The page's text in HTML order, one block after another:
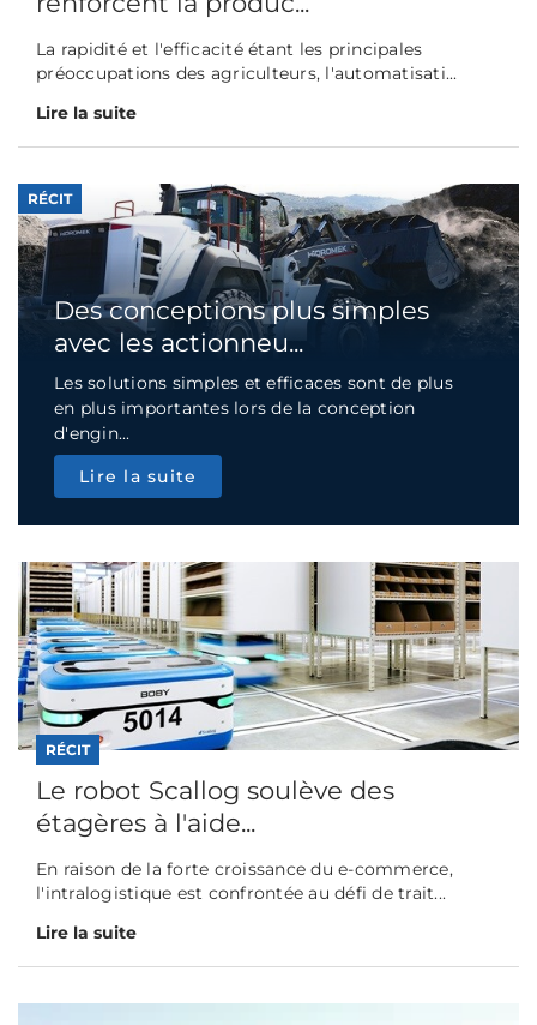
La rapidité et l'efficacité étant les principales
préoccupations des agriculteurs, l'automatisati...
Lire la suite
RÉCIT
Des conceptions plus simples
avec les actionneu...
Les solutions simples et efficaces sont de plus
en plus importantes lors de la conception
d'engin...
Lire la suite
RÉCIT
Le robot Scallog soulève des
étagères à l'aide...
En raison de la forte croissance du e-commerce,
l'intralogistique est confrontée au défi de trait...
Lire la suite